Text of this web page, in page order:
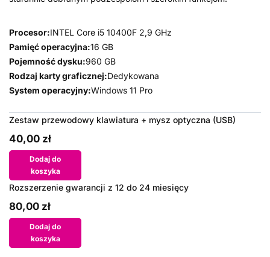
Procesor:INTEL Core i5 10400F 2,9 GHz
Pamięć operacyjna:16 GB
Pojemność dysku:960 GB
Rodzaj karty graficznej:Dedykowana
System operacyjny:Windows 11 Pro
Zestaw przewodowy klawiatura + mysz optyczna (USB)
40,00 zł
Dodaj do
koszyka
Rozszerzenie gwarancji z 12 do 24 miesięcy
80,00 zł
Dodaj do
koszyka